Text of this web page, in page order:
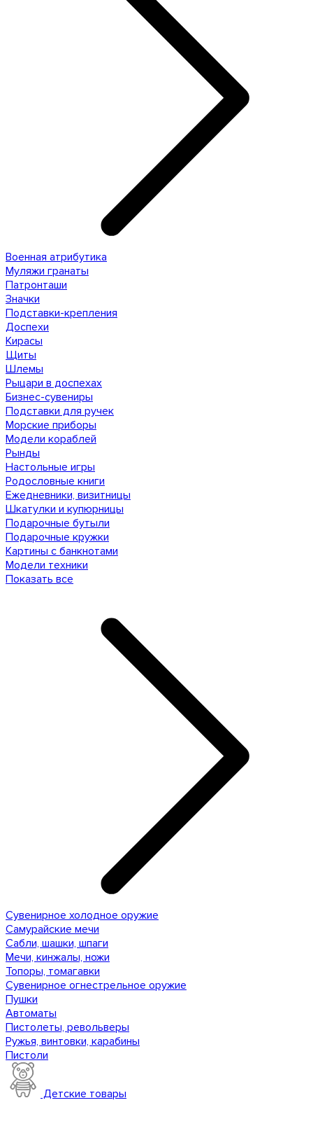
Военная атрибутика
Муляжи гранаты
Патронташи
Значки
Подставки-крепления
Доспехи
Кирасы
Щиты
Шлемы
Рыцари в доспехах
Бизнес-сувениры
Подставки для ручек
Морские приборы
Модели кораблей
Рынды
Настольные игры
Родословные книги
Ежедневники, визитницы
Шкатулки и купюрницы
Подарочные бутыли
Подарочные кружки
Картины с банкнотами
Модели техники
Показать все
Сувенирное холодное оружие
Самурайские мечи
Сабли, шашки, шпаги
Мечи, кинжалы, ножи
Топоры, томагавки
Сувенирное огнестрельное оружие
Пушки
Автоматы
Пистолеты, револьверы
Ружья, винтовки, карабины
Пистоли
Детские товары